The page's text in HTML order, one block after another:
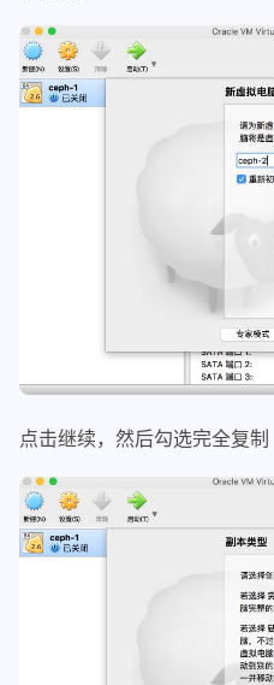
点击继续，然后勾选完全复制